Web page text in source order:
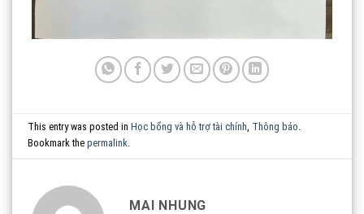
This entry was posted inHọc bổng và hỗ trợ tài chính, Thông báo.
Bookmark thepermalink.
MAI NHUNG